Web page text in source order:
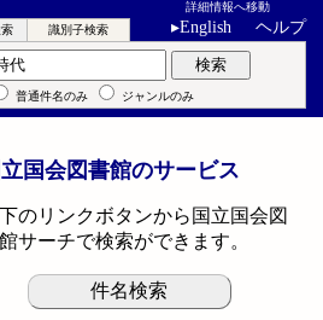
詳細情報へ移動
▸English ヘルプ
識別子検索
検索
普通件名のみ ジャンルのみ
立国会図書館のサービス
のリンクボタンから国立国会図
サーチで検索ができます。
件名検索